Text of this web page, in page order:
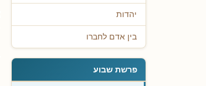
יהדות
בין אדם לחברו
פרשת שבוע